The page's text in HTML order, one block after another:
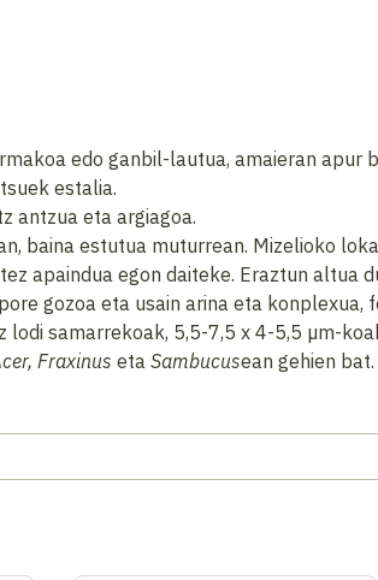
edo ganbil-lautua, amaieran apur
estalia.
antzua eta argiagoa.
baina estutua muturrean. Mizelioko
apaindua egon daiteke. Eraztun altua
gozoa eta usain arina eta konplexua,
samarrekoak, 5,5-7,5 x 4-5,5 µm-
Fraxinus eta Sambucusean gehien bat.